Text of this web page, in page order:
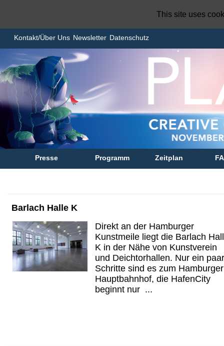
Kontakt/Über Uns Newsletter Datenschutz
Presse Programm Zeitplan
Barlach Halle K
Direkt an der Hamburger
Kunstmeile liegt die Barlach
K in der Nähe von Kunstverein
und Deichtorhallen. Nur ein paar
Schritte sind es zum Hamburger
Hauptbahnhof, die HafenCity
beginnt nur ...
This site uses